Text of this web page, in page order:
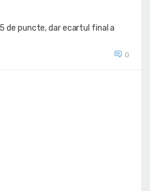
de puncte, dar ecartul final a
0